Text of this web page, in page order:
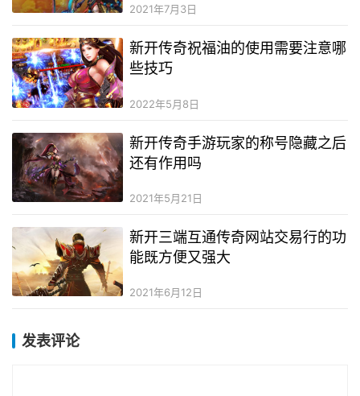
2021年7月3日
新开传奇祝福油的使用需要注意哪
些技巧
2022年5月8日
新开传奇手游玩家的称号隐藏之后
还有作用吗
2021年5月21日
新开三端互通传奇网站交易行的功
能既方便又强大
2021年6月12日
发表评论